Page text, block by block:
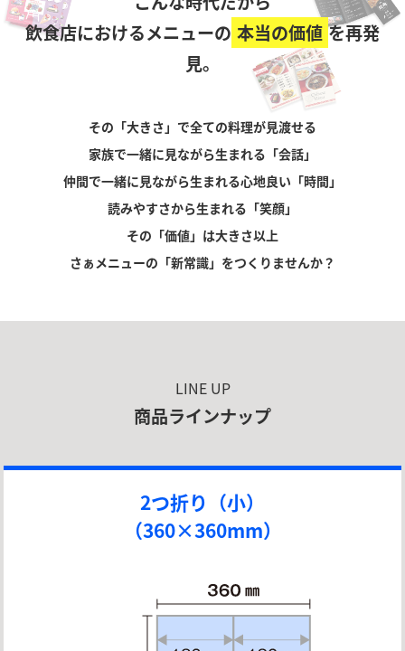
飲食店におけるメニューの 本当の価値 を再発
見。
その「大きさ」で全ての料理が見渡せる
家族で一緒に見ながら生まれる「会話」
仲間で一緒に見ながら生まれる心地良い「時間」
読みやすさから生まれる「笑顔」
その「価値」は大きさ以上
さぁメニューの「新常識」をつくりませんか？
LINE UP
商品ラインナップ
2つ折り（小）
（360×360mm）